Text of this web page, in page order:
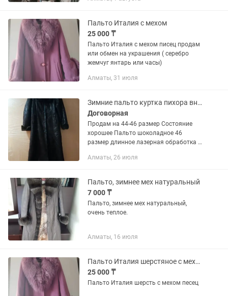
Пальто Италия с мехом
25 000 ₸
Пальто Италия с мехом писец продам
или обмен на украшения ( серебро
жемчуг янтарь или часы)
Алматы, 31 июля
Зимние пальто куртка пихора внутри натуральный мех
Договорная
Продам на 44-46 размер Состояние
хорошее Пальто шоколадное 46
размер длинное лазерная обработка с
раз, Цена 15 000 тг Пальто зимнее до
Алматы, 26 июля
Пальто, зимнее мех натуральный
7 000 ₸
Пальто, зимнее мех натуральный,
очень теплое.
Алматы, 16 июля
Пальто Италия шерстяное с мехом песец
25 000 ₸
Пальто Италия шерсть с мехом песец